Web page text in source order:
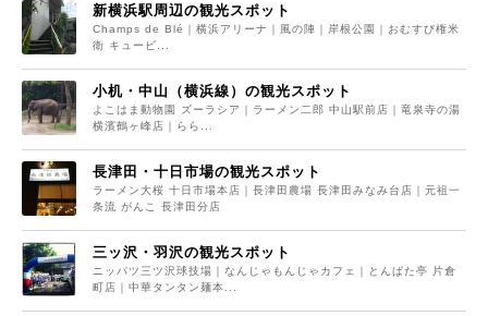
新横浜駅周辺の観光スポット
Champs de Blé｜横浜アリーナ｜風の陣｜岸根公園｜おむすび権米
衛 キュービ...
小机・中山（横浜線）の観光スポット
よこはま動物園 ズーラシア｜ラーメン二郎 中山駅前店｜竜泉寺の湯
横濱鶴ヶ峰店｜らら...
長津田・十日市場の観光スポット
ラーメン大桜 十日市場本店｜長津田農場 長津田みなみ台店｜元祖一
条流 がんこ 長津田分店
三ッ沢・羽沢の観光スポット
ニッパツ三ツ沢球技場｜なんじゃもんじゃカフェ｜とんぱた亭 片倉
町店｜中華タンタン麺本...